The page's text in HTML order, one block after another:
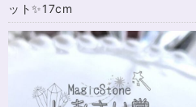
ット✨17cm